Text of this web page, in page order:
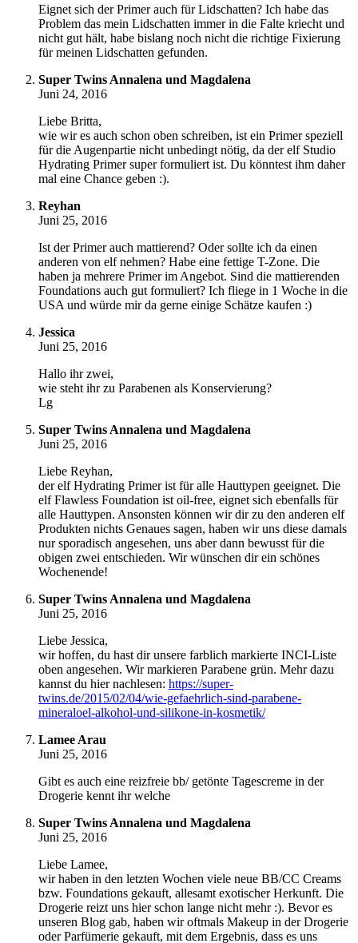
Eignet sich der Primer auch für Lidschatten? Ich habe das
Problem das mein Lidschatten immer in die Falte kriecht und
nicht gut hält, habe bislang noch nicht die richtige Fixierung
für meinen Lidschatten gefunden.
Super Twins Annalena und Magdalena
Juni 24, 2016
Liebe Britta,
wie wir es auch schon oben schreiben, ist ein Primer speziell
für die Augenpartie nicht unbedingt nötig, da der elf Studio
Hydrating Primer super formuliert ist. Du könntest ihm daher
mal eine Chance geben :).
Reyhan
Juni 25, 2016
Ist der Primer auch mattierend? Oder sollte ich da einen
anderen von elf nehmen? Habe eine fettige T-Zone. Die
haben ja mehrere Primer im Angebot. Sind die mattierenden
Foundations auch gut formuliert? Ich fliege in 1 Woche in die
USA und würde mir da gerne einige Schätze kaufen :)
Jessica
Juni 25, 2016
Hallo ihr zwei,
wie steht ihr zu Parabenen als Konservierung?
Lg
Super Twins Annalena und Magdalena
Juni 25, 2016
Liebe Reyhan,
der elf Hydrating Primer ist für alle Hauttypen geeignet. Die
elf Flawless Foundation ist oil-free, eignet sich ebenfalls für
alle Hauttypen. Ansonsten können wir dir zu den anderen elf
Produkten nichts Genaues sagen, haben wir uns diese damals
nur sporadisch angesehen, uns aber dann bewusst für die
obigen zwei entschieden. Wir wünschen dir ein schönes
Wochenende!
Super Twins Annalena und Magdalena
Juni 25, 2016
Liebe Jessica,
wir hoffen, du hast dir unsere farblich markierte INCI-Liste
oben angesehen. Wir markieren Parabene grün. Mehr dazu
kannst du hier nachlesen: https://super-
twins.de/2015/02/04/wie-gefaehrlich-sind-parabene-
mineraloel-alkohol-und-silikone-in-kosmetik/
Lamee Arau
Juni 25, 2016
Gibt es auch eine reizfreie bb/ getönte Tagescreme in der
Drogerie kennt ihr welche
Super Twins Annalena und Magdalena
Juni 25, 2016
Liebe Lamee,
wir haben in den letzten Wochen viele neue BB/CC Creams
bzw. Foundations gekauft, allesamt exotischer Herkunft. Die
Drogerie reizt uns hier schon lange nicht mehr :). Bevor es
unseren Blog gab, haben wir oftmals Makeup in der Drogerie
oder Parfümerie gekauft, mit dem Ergebnis, dass es uns